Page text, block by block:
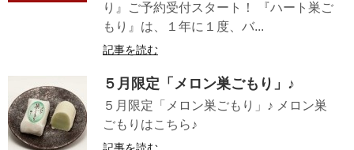
り』ご予約受付スタート！ 『ハート巣ご
もり』は、１年に１度、バ...
記事を読む
５月限定「メロン巣ごもり」♪
５月限定「メロン巣ごもり」♪ メロン巣
ごもりはこちら♪